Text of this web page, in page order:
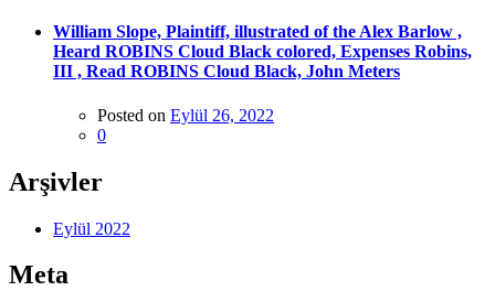
William Slope, Plaintiff, illustrated of the Alex Barlow ,
Heard ROBINS Cloud Black colored, Expenses Robins,
III , Read ROBINS Cloud Black, John Meters
Posted on Eylül 26, 2022
0
Arşivler
Eylül 2022
Meta